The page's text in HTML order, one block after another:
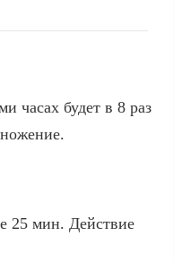
часах будет в 8 раз
25 мин. Действие